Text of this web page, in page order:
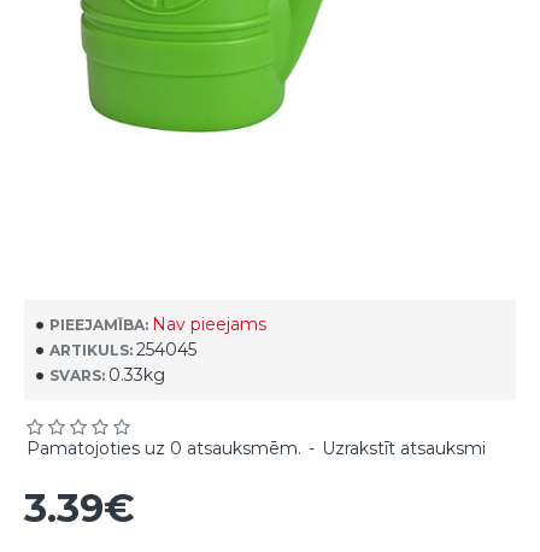
PIEEJAMĪBA: Nav pieejams
ARTIKULS: 254045
SVARS: 0.33kg
Pamatojoties uz 0 atsauksmēm. - Uzrakstīt atsauksmi
3.39€